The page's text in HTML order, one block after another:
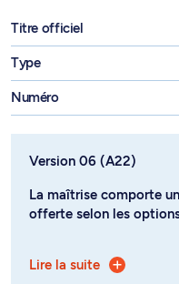
Titre officiel
Type
Numéro
Version 06 (A22)
La maîtrise comporte
offerte selon les
suivie selon les
Lire la suite